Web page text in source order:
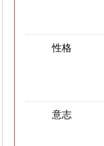
性格
意志